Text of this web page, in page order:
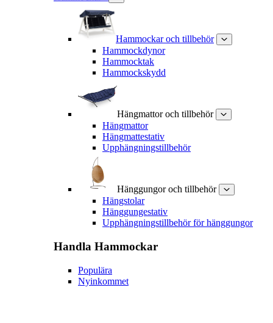
Hammockar och tillbehör
Hammockdynor
Hammocktak
Hammockskydd
Hängmattor och tillbehör
Hängmattor
Hängmattestativ
Upphängningstillbehör
Hänggungor och tillbehör
Hängstolar
Hänggungestativ
Upphängningstillbehör för hänggungor
Handla Hammockar
Populära
Nyinkommet